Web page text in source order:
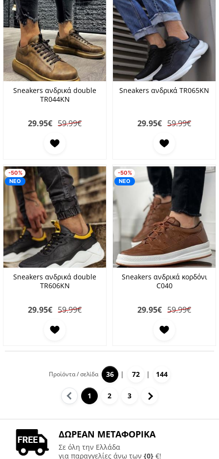
Sneakers ανδρικά double
TR044KN
29.95€ 59.99€
Προσθήκη στα αγαπημένα
Sneakers ανδρικά TR065KN
29.95€ 59.99€
Προσθήκη στα
Sneakers ανδρικά double
TR606KN
-50%
ΝΕΟ
29.95€ 59.99€
Προσθήκη στα αγαπημένα
Sneakers ανδρικά κορδόνι
C040
-50%
ΝΕΟ
29.95€ 59.99€
Προσθήκη στα
Προϊόντα / σελίδα 36 72 144
Προηγούμενο
1 2 3 Επόμενο
ΔΩΡΕΑΝ ΜΕΤΑΦΟΡΙΚΑ
Σε όλη την Ελλάδα
για παραγγελίες άνω των{0} €!